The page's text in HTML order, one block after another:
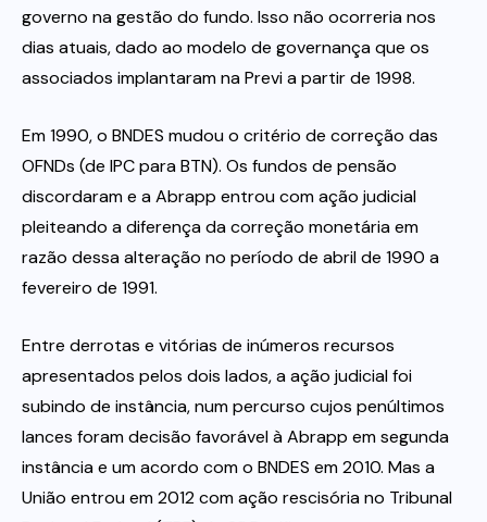
governo na gestão do fundo. Isso não ocorreria nos
dias atuais, dado ao modelo de governança que os
associados implantaram na Previ a partir de 1998.
Em 1990, o BNDES mudou o critério de correção das
OFNDs (de IPC para BTN). Os fundos de pensão
discordaram e a Abrapp entrou com ação judicial
pleiteando a diferença da correção monetária em
razão dessa alteração no período de abril de 1990 a
fevereiro de 1991.
Entre derrotas e vitórias de inúmeros recursos
apresentados pelos dois lados, a ação judicial foi
subindo de instância, num percurso cujos penúltimos
lances foram decisão favorável à Abrapp em segunda
instância e um acordo com o BNDES em 2010. Mas a
União entrou em 2012 com ação rescisória no Tribunal